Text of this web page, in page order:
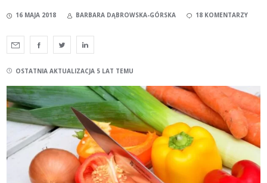
16 MAJA 2018 BARBARA DĄBROWSKA-GÓRSKA 18 KOMENTARZY
OSTATNIA AKTUALIZACJA 5 LAT TEMU